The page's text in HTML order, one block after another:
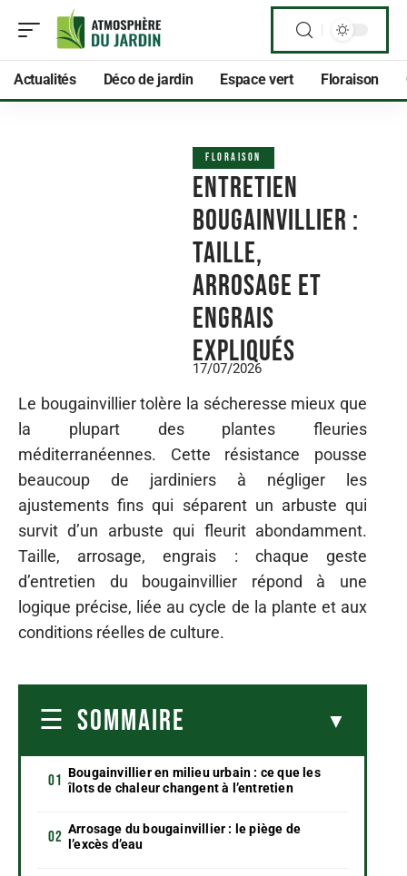
Actualités Déco de jardin Espace vert Floraison
FLORAISON
Entretien
Bougainvillier :
taille,
arrosage et
engrais
expliqués
17/07/2026
Le bougainvillier tolère la sécheresse mieux que
la plupart des plantes fleuries
méditerranéennes. Cette résistance pousse
beaucoup de jardiniers à négliger les
ajustements fins qui séparent un arbuste qui
survit d’un arbuste qui fleurit abondamment.
Taille, arrosage, engrais : chaque geste
d’entretien du bougainvillier répond à une
logique précise, liée au cycle de la plante et aux
conditions réelles de culture.
SOMMAIRE
Bougainvillier en milieu urbain : ce que les
îlots de chaleur changent à l’entretien
Arrosage du bougainvillier : le piège de
l’excès d’eau